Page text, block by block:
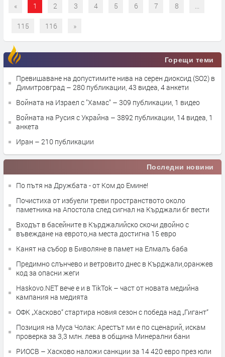
« 1 2 3 4 5 6 7 8
115 116 »
Горещи теми
Превишаване на допустимите нива на серен диоксид (SO2) в
Димитровград
– 280 публикации, 43 видеа, 4 анкети
Войната на Израел с "Хамас"
– 309 публикации, 1 видео
Войната на Русия с Украйна – 3892 публикации, 14 видеа, 1
анкета
Иран
– 210 публикации
Последни новини
По пътя на Дружбата - от Ком до Емине!
Почистиха от избуели треви пространството около
паметника на Апостола след сигнал на Кърджали бг вести
Входът в басейните в Кърджалийско скочи двойно с
въвеждане на еврото,на места достигна 15 евро
Канят на събор в Биволяне в памет на Елмалъ баба
Предимно слънчево и ветровито днес в Кърджали,оранжев
код за опасни жеги
Haskovo.NET вече е и в TikTok – част от новата медийна
кампания на медията
ОФК „Хасково“ стартира новия сезон с победа над „Гигант“
Позиция на Муса Чолак: Арестът ми е по сценарий, искам
проверка за 3,3 млн. лева в община Минерални бани
РИОСВ – Хасково наложи санкции за 14 420 евро през юли